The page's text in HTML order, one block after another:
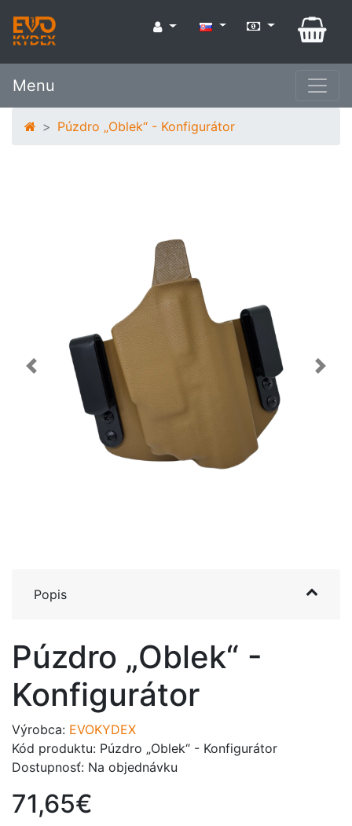
Menu
Púzdro „Oblek“ - Konfigurátor
Previous
Popis
Púzdro „Oblek“ -
Konfigurátor
Výrobca: EVOKYDEX
Kód produktu: Púzdro „Oblek“ - Konfigurátor
Dostupnosť: Na objednávku
71,65€